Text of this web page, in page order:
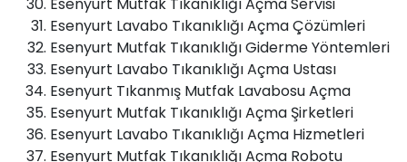
Esenyurt Lavabo Tıkanıklığı Açma Çözümleri
Esenyurt Mutfak Tıkanıklığı Giderme Yöntemleri
Esenyurt Lavabo Tıkanıklığı Açma Ustası
Esenyurt Tıkanmış Mutfak Lavabosu Açma
Esenyurt Mutfak Tıkanıklığı Açma Şirketleri
Esenyurt Lavabo Tıkanıklığı Açma Hizmetleri
Esenyurt Mutfak Tıkanıklığı Açma Robotu